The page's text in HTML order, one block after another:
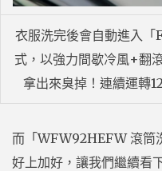
衣服洗完後會自動進入
式，以強力間歇冷風+翻
拿出來臭掉！連續運轉
而「WFW92HEFW 滾筒
好上加好，讓我們繼續